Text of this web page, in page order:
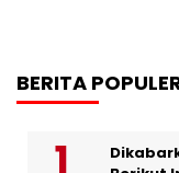
BERITA